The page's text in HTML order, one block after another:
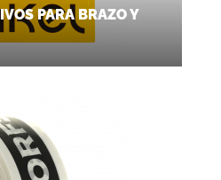
PARA BRAZO Y